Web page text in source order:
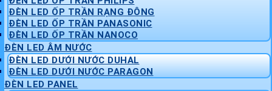
ĐÈN LED ỐP TRẦN RẠNG ĐÔNG
ĐÈN LED ỐP TRẦN PANASONIC
ĐÈN LED ỐP TRẦN NANOCO
ĐÈN LED ÂM NƯỚC
ĐÈN LED DƯỚI NƯỚC DUHAL
ĐÈN LED DƯỚI NƯỚC PARAGON
ĐÈN LED PANEL